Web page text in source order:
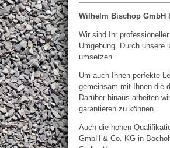
Wilhelm Bischop GmbH
Wir sind Ihr
Umgebung. Durch unsere
umsetzen.
Um auch Ihnen perfekte
gemeinsam mit Ihnen die
Darüber hinaus arbeiten
garantieren zu können.
Auch die hohen
GmbH & Co. KG in